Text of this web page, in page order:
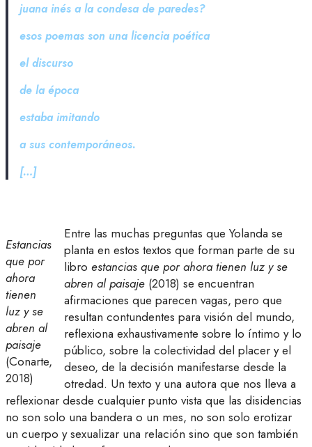
juana inés a la condesa de paredes?
esos poemas son una licencia poética
el discurso
de la época
estaba imitando
a sus contemporáneos.
[…]
Estancias
que por
ahora
tienen
luz y se
abren al
paisaje
(Conarte,
2018)
Entre las muchas preguntas que Yolanda se
planta en estos textos que forman parte de su
libro estancias que por ahora tienen luz y se
abren al paisaje (2018) se encuentran
afirmaciones que parecen vagas, pero que
resultan contundentes para visión del mundo,
reflexiona exhaustivamente sobre lo íntimo y lo
público, sobre la colectividad del placer y el
deseo, de la decisión manifestarse desde la
otredad. Un texto y una autora que nos lleva a
reflexionar desde cualquier punto vista que las disidencias
no son solo una bandera o un mes, no son solo erotizar
un cuerpo y sexualizar una relación sino que son también